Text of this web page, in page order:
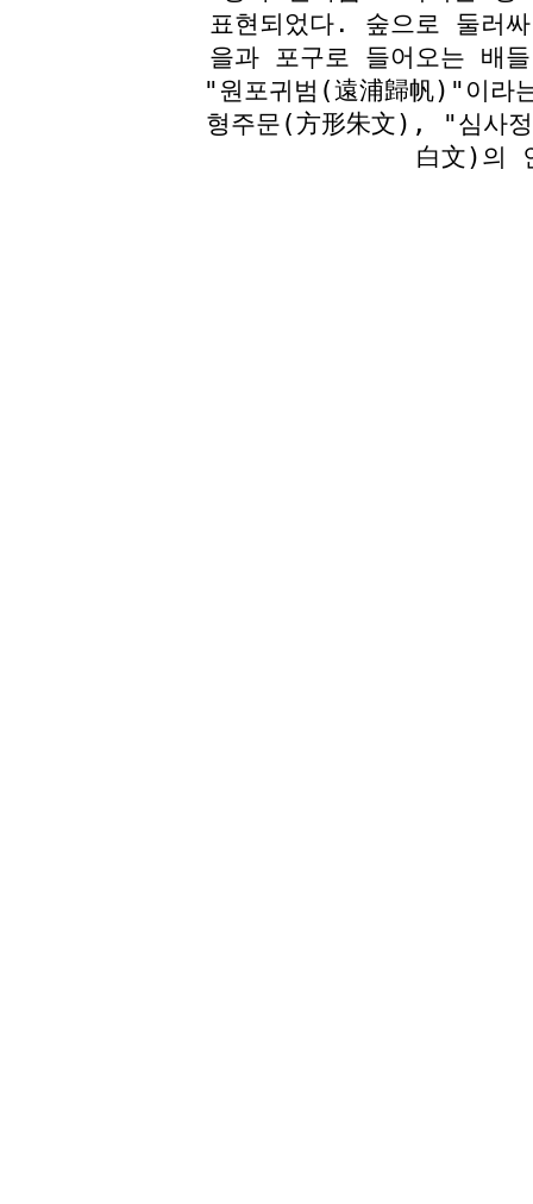
표현되었다. 숲으로 둘러
을과 포구로 들어오는 배
"원포귀범(遠浦歸帆)"이
형주문(方形朱文), "심사
白文)의